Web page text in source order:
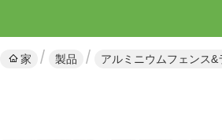
家 製品 アルミニウムフェンス&